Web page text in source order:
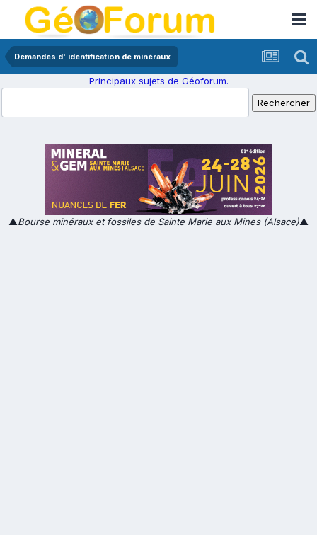
Demandes d' identification de minéraux
Principaux sujets de Géoforum.
▲Bourse minéraux et fossiles de Sainte Marie aux Mines (Alsace)▲